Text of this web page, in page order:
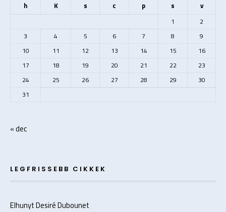
h
K s c p s v
1
2
3
4 5 6 7 8
9
10
11 12 13 14 15
16
17
18 19 20 21 22
23
24
25 26 27 28 29
30
31
« dec
LEGFRISSEBB CIKKEK
Elhunyt Desiré Dubounet